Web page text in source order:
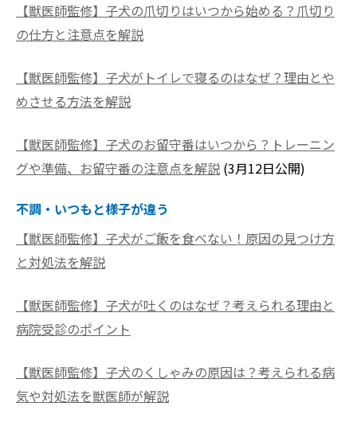
【獣医師監修】子犬の爪切りはいつから始める？爪切り
の仕方と注意点を解説
【獣医師監修】子犬がトイレで寝るのはなぜ？理由とや
めさせる方法を解説
【獣医師監修】子犬のお留守番はいつから？トレーニン
グや準備、お留守番の注意点を解説 (3月12日公開)
不調・いつもと様子が違う
【獣医師監修】子犬がご飯を食べない！原因の見つけ方
と対処法を解説
【獣医師監修】子犬が吐くのはなぜ？考えられる理由と
病院受診のポイント
【獣医師監修】子犬のくしゃみの原因は？考えられる病
気や対処法を獣医師が解説